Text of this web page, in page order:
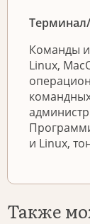
Команды и
Linux,
и Linux,
Также